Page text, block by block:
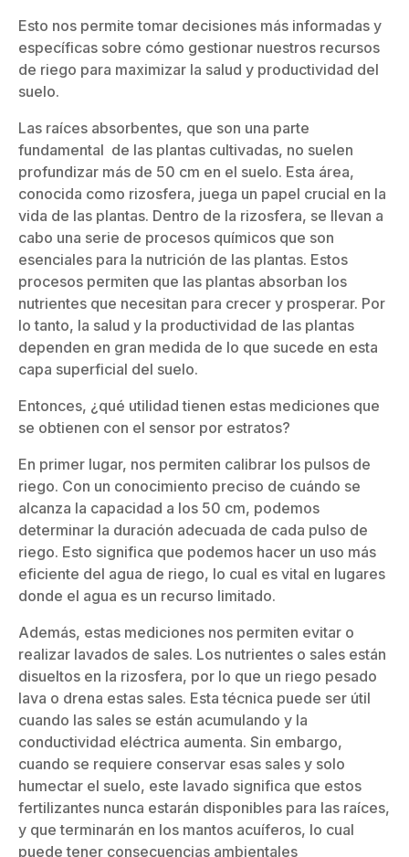
Esto nos permite tomar decisiones más informadas y
específicas sobre cómo gestionar nuestros recursos
de riego para maximizar la salud y productividad del
suelo.
Las raíces absorbentes, que son una parte
fundamental de las plantas cultivadas, no suelen
profundizar más de 50 cm en el suelo. Esta área,
conocida como rizosfera, juega un papel crucial en la
vida de las plantas. Dentro de la rizosfera, se llevan a
cabo una serie de procesos químicos que son
esenciales para la nutrición de las plantas. Estos
procesos permiten que las plantas absorban los
nutrientes que necesitan para crecer y prosperar. Por
lo tanto, la salud y la productividad de las plantas
dependen en gran medida de lo que sucede en esta
capa superficial del suelo.
Entonces, ¿qué utilidad tienen estas mediciones que
se obtienen con el sensor por estratos?
En primer lugar, nos permiten calibrar los pulsos de
riego. Con un conocimiento preciso de cuándo se
alcanza la capacidad a los 50 cm, podemos
determinar la duración adecuada de cada pulso de
riego. Esto significa que podemos hacer un uso más
eficiente del agua de riego, lo cual es vital en lugares
donde el agua es un recurso limitado.
Además, estas mediciones nos permiten evitar o
realizar lavados de sales. Los nutrientes o sales están
disueltos en la rizosfera, por lo que un riego pesado
lava o drena estas sales. Esta técnica puede ser útil
cuando las sales se están acumulando y la
conductividad eléctrica aumenta. Sin embargo,
cuando se requiere conservar esas sales y solo
humectar el suelo, este lavado significa que estos
fertilizantes nunca estarán disponibles para las raíces,
y que terminarán en los mantos acuíferos, lo cual
puede tener consecuencias ambientales